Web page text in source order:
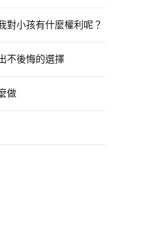
對小孩有什麼權利呢？
不後悔的選擇
做